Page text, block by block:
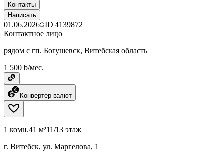
Контакты
Написать
01.06.2026 ID 4139872
Контактное лицо
рядом с гп. Богушевск, Витебская область
1 500 ƃ/мес.
Конвертер валют
1 комн.41 м²11/13 этаж
г. Витебск, ул. Маргелова, 1